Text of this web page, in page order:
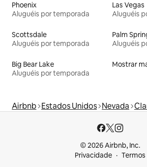
Phoenix
Aluguéis por temporada
Las Vegas
Aluguéis
Scottsdale
Aluguéis por temporada
Palm
Aluguéis
Big Bear Lake
Aluguéis por temporada
Mostrar
Airbnb Estados Unidos Nevada
© 2026 Airbnb, Inc.
Privacidade
Termos